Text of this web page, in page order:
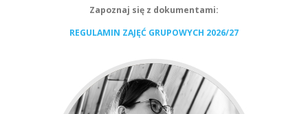
Zapoznaj się z dokumentami:
REGULAMIN ZAJĘĆ GRUPOWYCH 2026/27